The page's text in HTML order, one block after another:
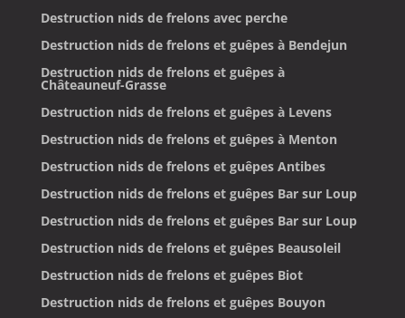
Destruction nids de frelons avec perche
Destruction nids de frelons et guêpes à Bendejun
Destruction nids de frelons et guêpes à
Châteauneuf-Grasse
Destruction nids de frelons et guêpes à Levens
Destruction nids de frelons et guêpes à Menton
Destruction nids de frelons et guêpes Antibes
Destruction nids de frelons et guêpes Bar sur Loup
Destruction nids de frelons et guêpes Bar sur Loup
Destruction nids de frelons et guêpes Beausoleil
Destruction nids de frelons et guêpes Biot
Destruction nids de frelons et guêpes Bouyon